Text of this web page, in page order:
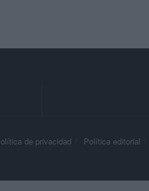
de privacidad Política editorial